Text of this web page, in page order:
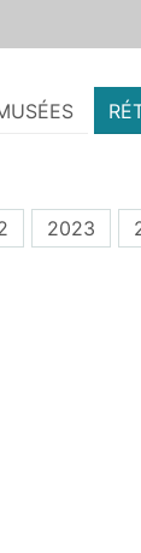
2023